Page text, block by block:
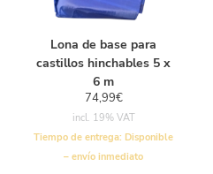
Lona de base para
castillos hinchables 5 x
6 m
74,99€
incl. 19% VAT
Tiempo de entrega: Disponible
– envío inmediato